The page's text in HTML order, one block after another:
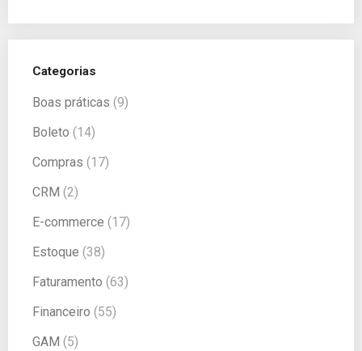
Categorias
Boas práticas (9)
Boleto (14)
Compras (17)
CRM (2)
E-commerce (17)
Estoque (38)
Faturamento (63)
Financeiro (55)
GAM (5)